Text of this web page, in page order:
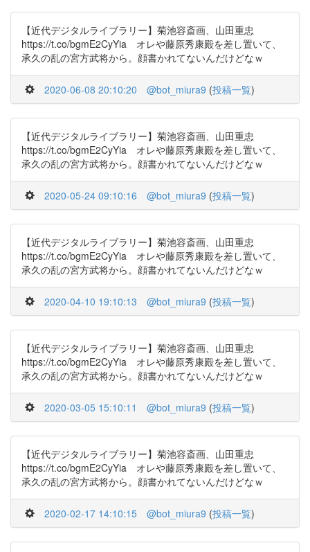
【近代デジタルライブラリー】菊池容斎画、山田重忠
https://t.co/bgmE2CyYia オレや藤原秀康殿を差し置いて、
承久の乱の宮方武将から。顔書かれてないんだけどなｗ
2020-06-08 20:10:20 @bot_miura9 (投稿一覧)
【近代デジタルライブラリー】菊池容斎画、山田重忠
https://t.co/bgmE2CyYia オレや藤原秀康殿を差し置いて、
承久の乱の宮方武将から。顔書かれてないんだけどなｗ
2020-05-24 09:10:16 @bot_miura9 (投稿一覧)
【近代デジタルライブラリー】菊池容斎画、山田重忠
https://t.co/bgmE2CyYia オレや藤原秀康殿を差し置いて、
承久の乱の宮方武将から。顔書かれてないんだけどなｗ
2020-04-10 19:10:13 @bot_miura9 (投稿一覧)
【近代デジタルライブラリー】菊池容斎画、山田重忠
https://t.co/bgmE2CyYia オレや藤原秀康殿を差し置いて、
承久の乱の宮方武将から。顔書かれてないんだけどなｗ
2020-03-05 15:10:11 @bot_miura9 (投稿一覧)
【近代デジタルライブラリー】菊池容斎画、山田重忠
https://t.co/bgmE2CyYia オレや藤原秀康殿を差し置いて、
承久の乱の宮方武将から。顔書かれてないんだけどなｗ
2020-02-17 14:10:15 @bot_miura9 (投稿一覧)